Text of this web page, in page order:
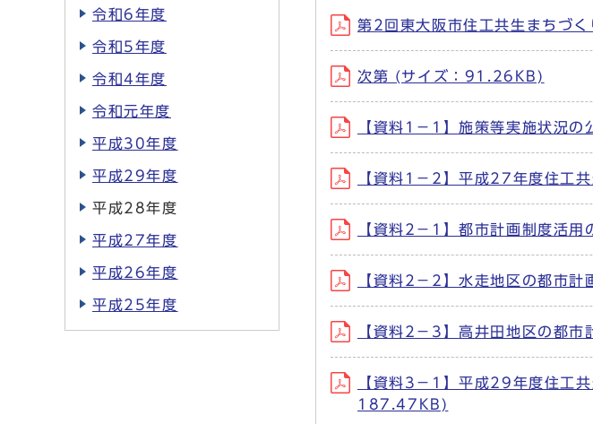
第2回東大阪市住工共生まちづ
次第 (サイズ：91.26KB)
【資料1－1】施策等実施状況
【資料1－2】平成27年度住工
【資料2－1】都市計画制度活
【資料2－2】水走地区の都市
【資料2－3】高井田地区の都
【資料3－1】平成29年度住工
187.47KB)
令和6年度
令和5年度
令和4年度
令和元年度
平成30年度
平成29年度
平成28年度
平成27年度
平成26年度
平成25年度